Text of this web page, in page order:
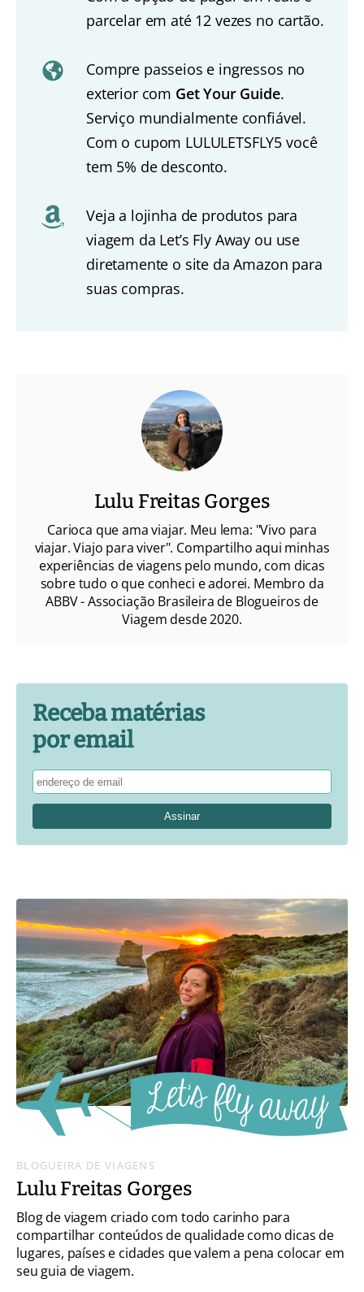
parcelar em até 12 vezes no cartão.
Compre passeios e ingressos no
exterior com Get Your Guide.
Serviço mundialmente confiável.
Com o cupom LULULETSFLY5 você
tem 5% de desconto.
Veja a lojinha de produtos para
viagem da Let’s Fly Away ou use
diretamente o site da Amazon para
suas compras.
Lulu Freitas Gorges
Carioca que ama viajar. Meu lema: "Vivo para
viajar. Viajo para viver". Compartilho aqui minhas
experiências de viagens pelo mundo, com dicas
sobre tudo o que conheci e adorei. Membro da
ABBV - Associação Brasileira de Blogueiros de
Viagem desde 2020.
Receba matérias
por email
BLOGUEIRA DE VIAGENS
Lulu Freitas Gorges
Blog de viagem criado com todo carinho para
compartilhar conteúdos de qualidade como dicas de
lugares, países e cidades que valem a pena colocar em
seu guia de viagem.